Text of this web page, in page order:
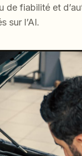
fiabilité et
sur l’AI.